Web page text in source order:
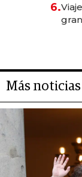
6.
Más noticias